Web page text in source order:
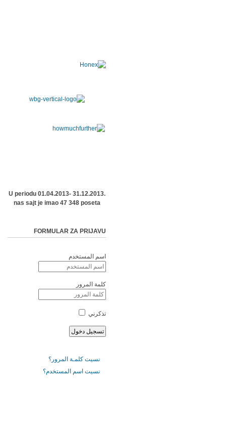
U periodu 01.04.2013- 31.12.2013.
nas sajt je imao 47 348 poseta
FORMULAR ZA PRIJAVU
اسم المستخدم
كلمة المرور
تذكرني
نسيت كلمـة المرور؟
نسيت اسم المستخدم؟